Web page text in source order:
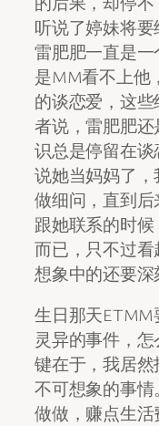
听说了婷妹将要
雷肥肥一直是
是MM看不上他
的谈恋爱，这
者说，雷肥肥
识总是停留在谈
说她当妈妈了
做细问，直到
跟她联系的时
而已，只不过
想象中的还要深
生日那天
灵异的事件，
键在于，我居
不可想象的事
做做，赚点生